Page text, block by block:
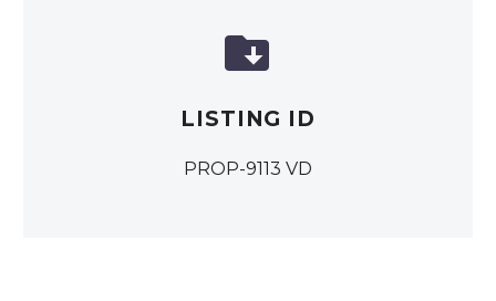


LISTING ID
PROP-9113 VD